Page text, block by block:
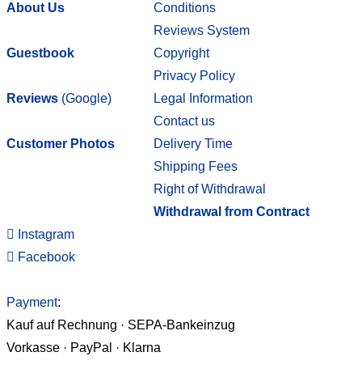
About Us
Guestbook
Reviews (Google)
Customer Photos
Conditions
Reviews System
Copyright
Privacy Policy
Legal Information
Contact us
Delivery Time
Shipping Fees
Right of Withdrawal
Withdrawal from Contract
Instagram
Facebook
Payment:
Kauf auf Rechnung · SEPA-Bankeinzug
Vorkasse · PayPal · Klarna